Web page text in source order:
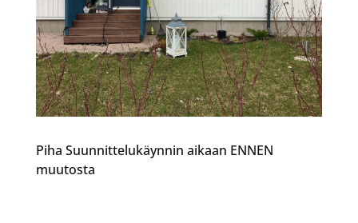
Piha Suunnittelukäynnin aikaan ENNEN
muutosta